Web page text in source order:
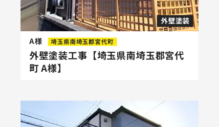
外壁塗装
A様 埼玉県南埼玉郡宮代町
外壁塗装工事【埼玉県南埼玉郡宮代
町 A様】